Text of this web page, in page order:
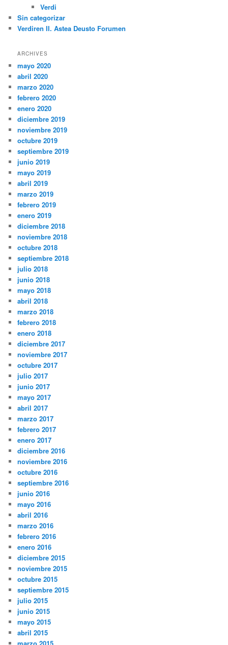
Verdi
Sin categorizar
Verdiren II. Astea Deusto Forumen
ARCHIVES
mayo 2020
abril 2020
marzo 2020
febrero 2020
enero 2020
diciembre 2019
noviembre 2019
octubre 2019
septiembre 2019
junio 2019
mayo 2019
abril 2019
marzo 2019
febrero 2019
enero 2019
diciembre 2018
noviembre 2018
octubre 2018
septiembre 2018
julio 2018
junio 2018
mayo 2018
abril 2018
marzo 2018
febrero 2018
enero 2018
diciembre 2017
noviembre 2017
octubre 2017
julio 2017
junio 2017
mayo 2017
abril 2017
marzo 2017
febrero 2017
enero 2017
diciembre 2016
noviembre 2016
octubre 2016
septiembre 2016
junio 2016
mayo 2016
abril 2016
marzo 2016
febrero 2016
enero 2016
diciembre 2015
noviembre 2015
octubre 2015
septiembre 2015
julio 2015
junio 2015
mayo 2015
abril 2015